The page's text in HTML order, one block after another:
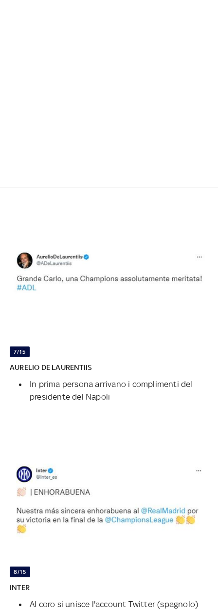
7/15
AURELIO DE LAURENTIIS
In prima persona arrivano i complimenti del
presidente del Napoli
8/15
INTER
Al coro si unisce l'account Twitter (spagnolo)